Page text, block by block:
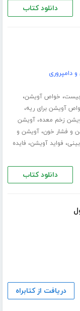
دانلود کتاب
دامپروری
، خواص آویشن،
آویشن برای ریه،
زخم معده،آویشن
و فشار خون،آویشن و
، فواید آویشن، فایده
دانلود کتاب
دریافت از کتابراه